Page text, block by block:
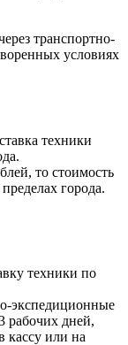
транспортно-
условиях
техники
то стоимость
города.
техники по
экспедиционные
рабочих дней,
кассу или на